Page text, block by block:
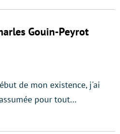
Gouin-Peyrot
de mon existence, j'ai
pour tout…